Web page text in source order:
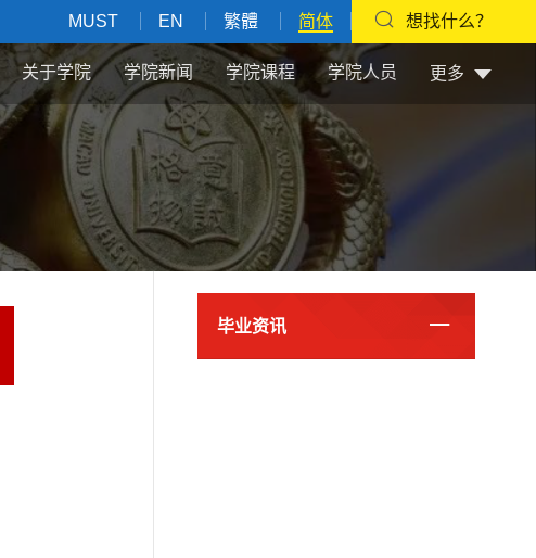
MUST EN 繁體 简体 想找什么？
关于学院 学院新闻 学院课程 学院人员 更多
毕业资讯